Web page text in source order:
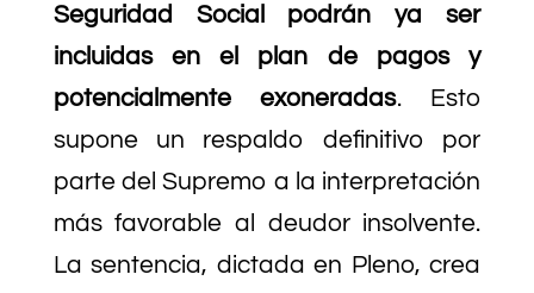
Seguridad Social podrán ya ser
incluidas en el plan de pagos y
potencialmente exoneradas. Esto
supone un respaldo definitivo por
parte del Supremo a la interpretación
más favorable al deudor insolvente.
La sentencia, dictada en Pleno, crea